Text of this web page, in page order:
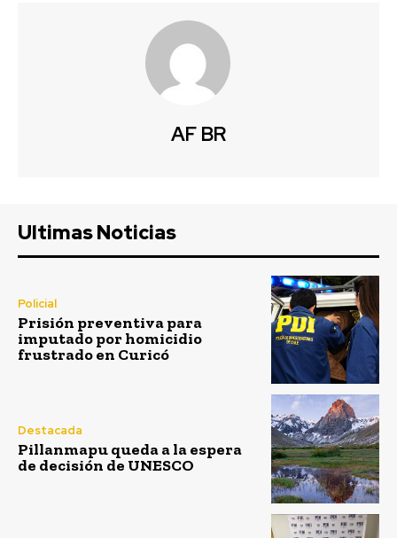
AF BR
Ultimas Noticias
Policial
Prisión preventiva para
imputado por homicidio
frustrado en Curicó
Destacada
Pillanmapu queda a la espera
de decisión de UNESCO